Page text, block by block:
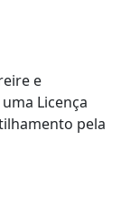
e
Licença
pela